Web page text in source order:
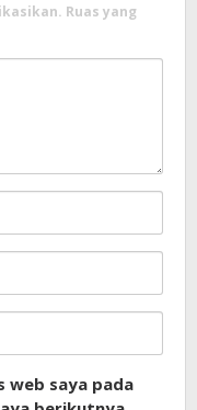
Ruas yang
web saya pada